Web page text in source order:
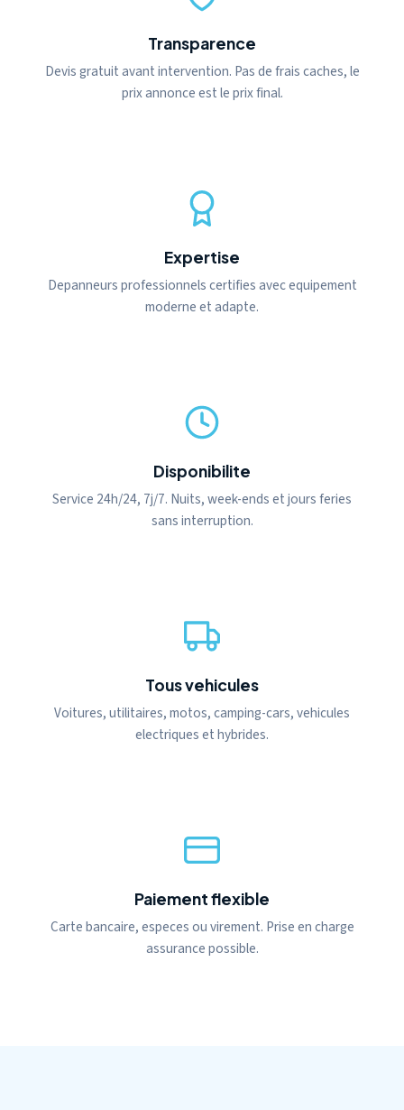
Transparence
Devis gratuit avant intervention. Pas de frais caches, le
prix annonce est le prix final.
Expertise
Depanneurs professionnels certifies avec equipement
moderne et adapte.
Disponibilite
Service 24h/24, 7j/7. Nuits, week-ends et jours feries
sans interruption.
Tous vehicules
Voitures, utilitaires, motos, camping-cars, vehicules
electriques et hybrides.
Paiement flexible
Carte bancaire, especes ou virement. Prise en charge
assurance possible.